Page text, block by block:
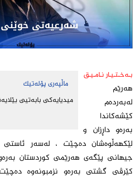
ماڵپه‌ری پۆله‌تیك
میدیایه‌كی بابه‌تیی
بـەخـتـیـار نـامـیـق
هەرێم
لەبەردەم
کێشەکاندا
بەرەو داڕزان و
لێکهەڵوەشان دەچێت ، لەسەر
جیهانی پێگەی هەرێمی کوردستان
کێرڤی گشتی بەرەو نزمبونەوە